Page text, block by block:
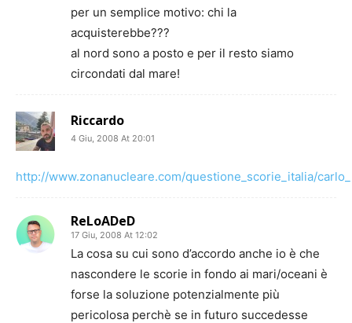
per un semplice motivo: chi la
acquisterebbe???
al nord sono a posto e per il resto siamo
circondati dal mare!
Riccardo
4 Giu, 2008 At 20:01
http://www.zonanucleare.com/questione_scorie_italia/
ReLoADeD
17 Giu, 2008 At 12:02
La cosa su cui sono d’accordo anche io è che
nascondere le scorie in fondo ai mari/oceani è
forse la soluzione potenzialmente più
pericolosa perchè se in futuro succedesse